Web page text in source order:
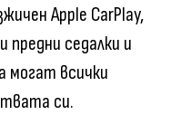
Apple CarPlay,
предни седалки и
могат всички
си.